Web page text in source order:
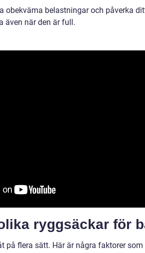
obekväma belastningar och påverka
även när den är full.
ryggsäckar för
på flera sätt. Här är några faktorer